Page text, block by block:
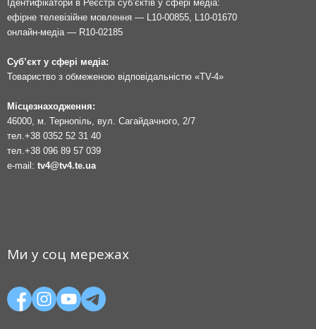
Ідентифікатори в Реєстрі суб’єктів у сфері медіа:
ефірне телевізійне мовлення — L10-00855, L10-01670
онлайн-медіа — R10-02185
Суб’єкт у сфері медіа:
Товариство з обмеженою відповідальністю «TV-4»
Місцезнаходження:
46000, м. Тернопіль, вул. Сагайдачного, 2/7
тел. +38 0352 52 31 40
тел. +38 096 89 57 039
e-mail: tv4@tv4.te.ua
Ми у соц мережах